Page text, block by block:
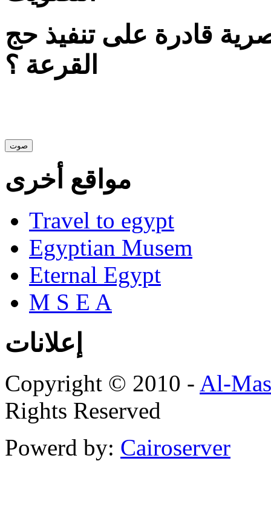
قادرة على تنفيذ حج
القرعة ؟
مواقع أخرى
Travel to egypt
Egyptian Musem
Eternal Egypt
M S E A
إعلانات
Copyright © 2010 - Al-
Rights Reserved
Powerd by: Cairoserver